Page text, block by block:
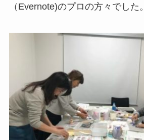
（Evernote)のプロの方々でした。